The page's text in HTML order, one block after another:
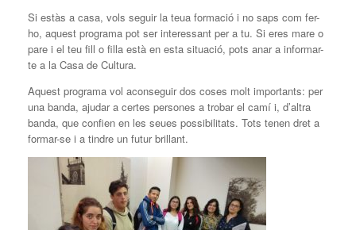
Si estàs a casa, vols seguir la teua formació i no saps com fer-
ho, aquest programa pot ser interessant per a tu. Si eres mare o
pare i el teu fill o filla està en esta situació, pots anar a informar-
te a la Casa de Cultura.
Aquest programa vol aconseguir dos coses molt importants: per
una banda, ajudar a certes persones a trobar el camí i, d’altra
banda, que confien en les seues possibilitats. Tots tenen dret a
formar-se i a tindre un futur brillant.